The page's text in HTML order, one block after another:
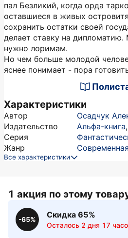
пал Безликий, когда орда
оставшиеся в живых
сохранить остатки своей
делает ставку на дипломатию.
нужно лоримам.
Но чем больше молодой
яснее понимает - пора
Характеристики
Автор
Осадчук
Издательство
Альфа-книга,
Серия
Жанр
Все характеристики
1 акция по этому
-65%
Скидка 65%
Осталось 2 дня 17